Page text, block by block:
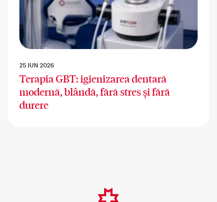
25 IUN 2026
Terapia GBT: igienizarea dentară
modernă, blândă, fără stres și fără
durere